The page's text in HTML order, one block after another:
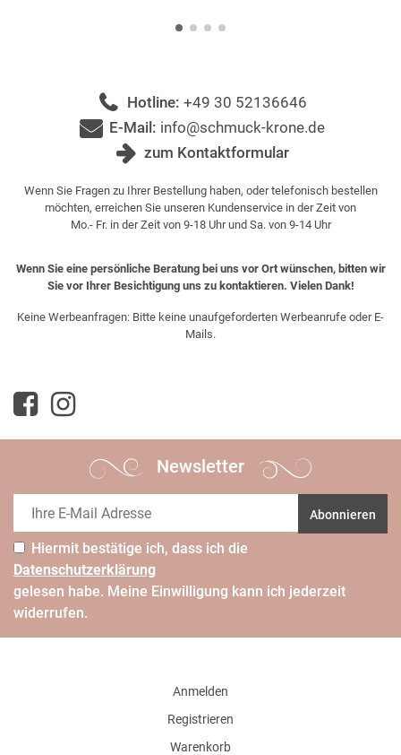
Hotline: +49 30 52136646
E-Mail: info@schmuck-krone.de
zum Kontaktformular
Wenn Sie Fragen zu Ihrer Bestellung haben, oder telefonisch bestellen
möchten, erreichen Sie unseren Kundenservice in der Zeit von
Mo.- Fr. in der Zeit von 9-18 Uhr und Sa. von 9-14 Uhr
Wenn Sie eine persönliche Beratung bei uns vor Ort wünschen, bitten wir
Sie vor Ihrer Besichtigung uns zu kontaktieren. Vielen Dank!
Keine Werbeanfragen: Bitte keine unaufgeforderten Werbeanrufe oder E-
Mails.
Newsletter
Abonnieren
Hiermit bestätige ich, dass ich die
Daten­schutz­erklärung
gelesen habe. Meine Einwilligung kann ich jederzeit
widerrufen.
Anmelden
Registrieren
Warenkorb